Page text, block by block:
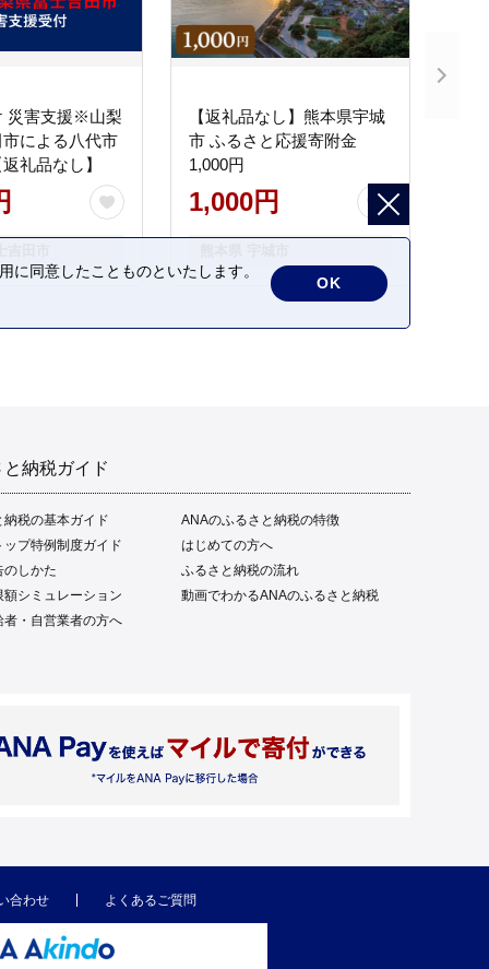
災害支援※山梨
による八代市
礼品なし】
【返礼品なし】熊本県宇城
市 ふるさと応援寄附金
1,000円
1,000円
納税ガイド
納税の基本ガイド
ANAのふるさと納税の特徴
ップ特例制度ガイド
はじめての方へ
のしかた
ふるさと納税の流れ
額シミュレーション
動画でわかるANAのふるさと納税
者・自営業者の方へ
合わせ よくあるご質問
同意したことものといたします。
OK